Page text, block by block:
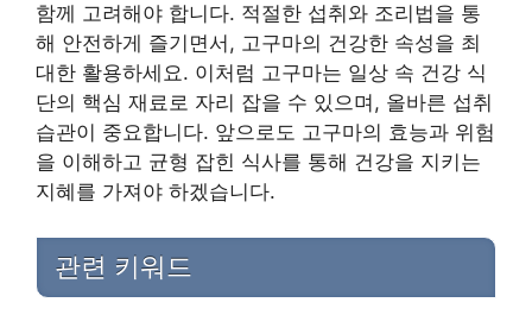
함께 고려해야 합니다. 적절한 섭취와 조리법을 통
해 안전하게 즐기면서, 고구마의 건강한 속성을 최
대한 활용하세요. 이처럼 고구마는 일상 속 건강 식
단의 핵심 재료로 자리 잡을 수 있으며, 올바른 섭취
습관이 중요합니다. 앞으로도 고구마의 효능과 위험
을 이해하고 균형 잡힌 식사를 통해 건강을 지키는
지혜를 가져야 하겠습니다.
관련 키워드